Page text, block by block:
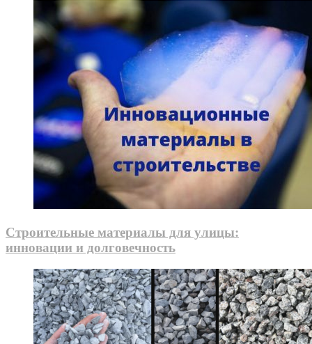
Строительные материалы для улицы:
инновации и долговечность